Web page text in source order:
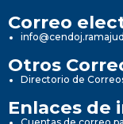
Correo
Otros
Directorio de
Enlaces de